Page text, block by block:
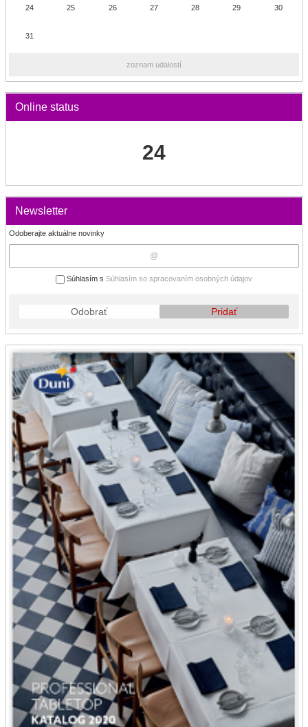
24 25 26 27 28 29 30
31
zoznam udalostí
Online status
24
Newsletter
Odoberajte aktuálne novinky
Súhlasím s Súhlasím so spracovaním osobných údajov
Odobrať Pridať